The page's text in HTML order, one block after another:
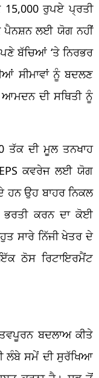
ਰੁਪਏ ਪ੍ਰਤੀ
ਪੈਨਸ਼ਨਲਈ ਯੋਗ ਨਹੀਂ
ਬੱਚਿਆਂ ‘ਤੇ ਨਿਰਭਰ
ਸੀਮਾਵਾਂ ਨੂੰ ਬਦਲਣ
ਦੀ ਸਥਿਤੀ ਨੂੰ
ਤੱਕ ਦੀ ਮੂਲ ਤਨਖਾਹ
EPS ਕਵਰੇਜਲਈ ਯੋਗ
ਹਨ ਉਹ ਬਾਹਰ ਨਿਕਲ
ਭਰਤੀ ਕਰਨ ਦਾ ਕੋਈ
ਸਾਰੇ ਨਿੱਜੀਖੇਤਰ ਦੇ
ਇੱਕ ਠੋਸ ਰਿਟਾਇਰਮੈਂਟ
ਬਦਲਾਅ ਕੀਤੇ
ਲੰਬੇ ਸਮੇਂ ਦੀ ਸੁਰੱਖਿਆ